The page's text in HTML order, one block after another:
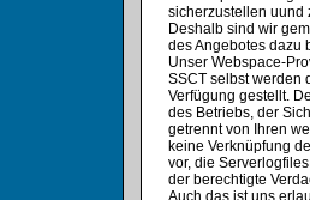
sicherzustellen uund
Deshalb sind wir
des Angebotes dazu
Unser Webspace-
SSCT selbst werden
Verfügung gestellt.
des Betriebs, der
getrennt von Ihren
keine Verknüpfung
vor, die
der berechtigte
Auch das ist uns